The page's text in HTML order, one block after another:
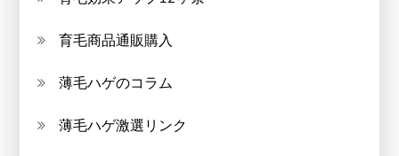
育毛商品通販購入
薄毛ハゲのコラム
薄毛ハゲ激選リンク